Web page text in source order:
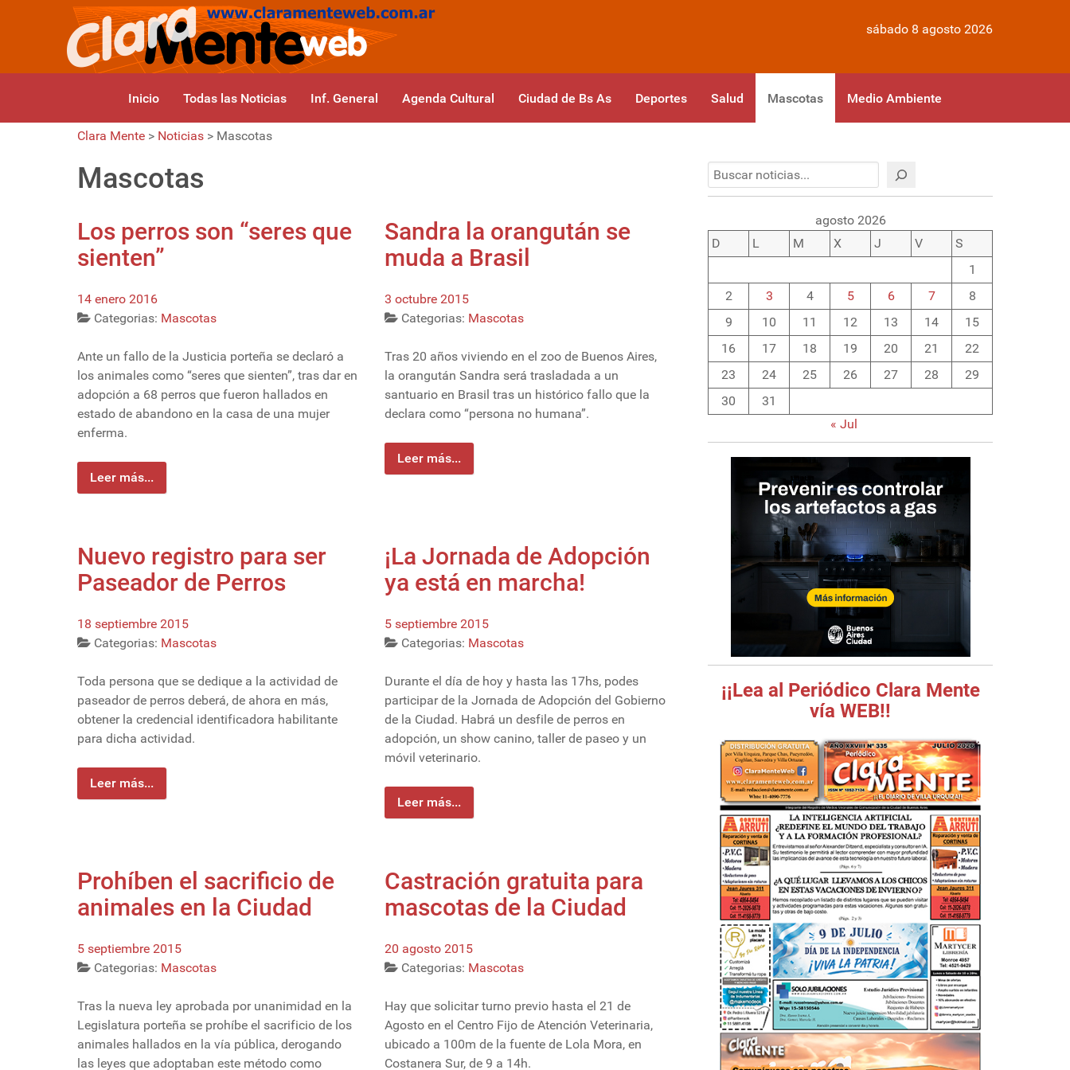
sábado 8 agosto 2026
Inicio Todas las Noticias Inf. General Agenda Cultural Ciudad de Bs As Deportes Salud Mascotas Medio Ambiente
Clara Mente > Noticias > Mascotas
Mascotas
Los perros son “seres que
sienten”
14 enero 2016
Categorias: Mascotas
Ante un fallo de la Justicia porteña se declaró a
los animales como “seres que sienten”, tras dar en
adopción a 68 perros que fueron hallados en
estado de abandono en la casa de una mujer
enferma.
Leer más...
Sandra la orangután se
muda a Brasil
3 octubre 2015
Categorias: Mascotas
Tras 20 años viviendo en el zoo de Buenos Aires,
la orangután Sandra será trasladada a un
santuario en Brasil tras un histórico fallo que la
declara como “persona no humana”.
Leer más...
Nuevo registro para ser
Paseador de Perros
18 septiembre 2015
Categorias: Mascotas
Toda persona que se dedique a la actividad de
paseador de perros deberá, de ahora en más,
obtener la credencial identificadora habilitante
para dicha actividad.
Leer más...
¡La Jornada de Adopción
ya está en marcha!
5 septiembre 2015
Categorias: Mascotas
Durante el día de hoy y hasta las 17hs, podes
participar de la Jornada de Adopción del Gobierno
de la Ciudad. Habrá un desfile de perros en
adopción, un show canino, taller de paseo y un
móvil veterinario.
Leer más...
Prohíben el sacrificio de
animales en la Ciudad
5 septiembre 2015
Categorias: Mascotas
Tras la nueva ley aprobada por unanimidad en la
Legislatura porteña se prohíbe el sacrificio de los
animales hallados en la vía pública, derogando
las leyes que adoptaban este método como
Castración gratuita para
mascotas de la Ciudad
20 agosto 2015
Categorias: Mascotas
Hay que solicitar turno previo hasta el 21 de
Agosto en el Centro Fijo de Atención Veterinaria,
ubicado a 100m de la fuente de Lola Mora, en
Costanera Sur, de 9 a 14h.
agosto 2026
D
L M X J V
S
1
2
3 4 5 6 7
8
9
10 11 12 13 14
15
16
17 18 19 20 21
22
23
24 25 26 27 28
29
30
31
« Jul
¡¡Lea al Periódico Clara Mente
vía WEB!!